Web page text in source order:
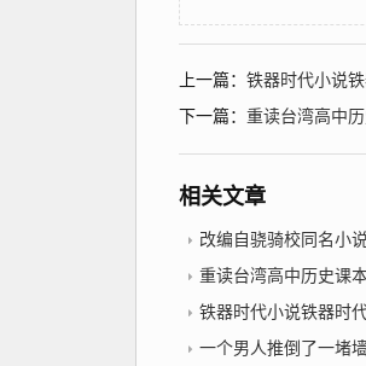
上一篇： 铁器时代小说
下一篇： 重读台湾高中
相关文章
改编自骁骑校同名小说
重读台湾高中历史课本：史前时期、
铁器时代小说铁器时
一个男人推倒了一堵墙却发